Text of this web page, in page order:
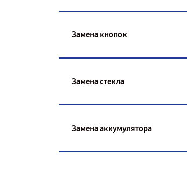
Замена кнопок
Замена стекла
Замена аккумулятора